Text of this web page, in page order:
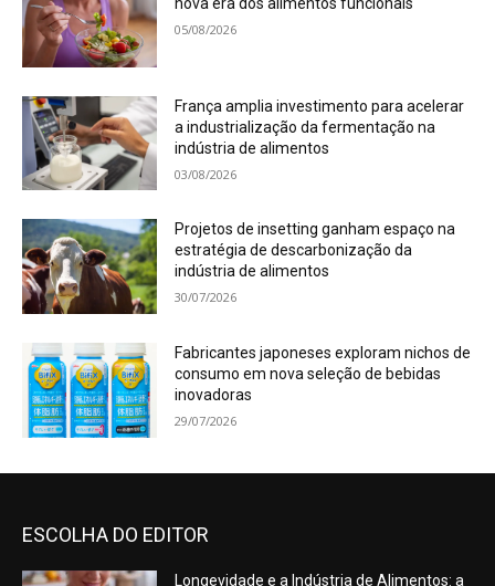
05/08/2026
França amplia investimento para acelerar
a industrialização da fermentação na
indústria de alimentos
03/08/2026
Projetos de insetting ganham espaço na
estratégia de descarbonização da
indústria de alimentos
30/07/2026
Fabricantes japoneses exploram nichos de
consumo em nova seleção de bebidas
inovadoras
29/07/2026
ESCOLHA DO EDITOR
Longevidade e a Indústria de Alimentos: a